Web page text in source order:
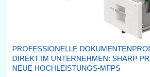
PROFESSIONELLE
DIREKT IM UNTERNEHMEN: SHARP
NEUE HOCHLEISTUNGS-MFPS